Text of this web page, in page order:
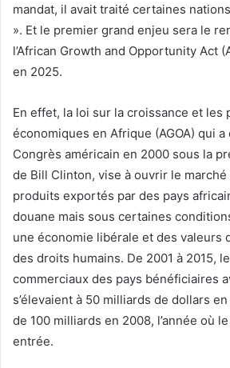
mandat, il avait traité certaines
». Et le premier grand enjeu sera le
l’African Growth and Opportunity Act
en 2025.
En effet, la loi sur la croissance et les
économiques en Afrique (AGOA) qui
Congrès américain en 2000 sous la
de Bill Clinton, vise à ouvrir le marché
produits exportés par des pays
douane mais sous certaines
une économie libérale et des valeurs
des droits humains. De 2001 à 2015,
commerciaux des pays bénéficiaires
s’élevaient à 50 milliards de dollars
de 100 milliards en 2008, l’année où
entrée.